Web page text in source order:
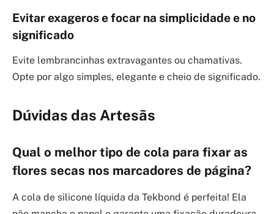
Evitar exageros e focar na simplicidade e no
significado
Evite lembrancinhas extravagantes ou chamativas.
Opte por algo simples, elegante e cheio de significado.
Dúvidas das Artesãs
Qual o melhor tipo de cola para fixar as
flores secas nos marcadores de página?
A cola de silicone líquida da Tekbond é perfeita! Ela